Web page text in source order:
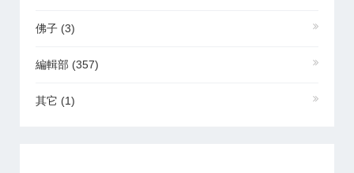
佛子 (3)
編輯部 (357)
其它 (1)